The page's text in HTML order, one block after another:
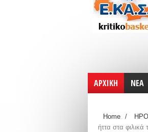
ΑΡΧΙΚΗ ΝΕΑ
Home /
ήττα στα φιλικά